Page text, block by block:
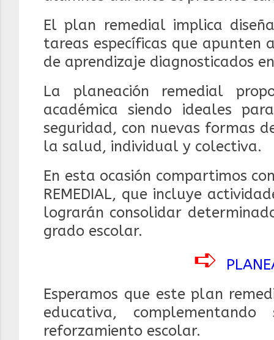
El plan remedial implica
tareas específicas que apunten
de aprendizaje diagnosticados
La planeación remedial
académica siendo ideales
seguridad, con nuevas formas
la salud, individual y colectiva.
En esta ocasión compartimos
REMEDIAL, que incluye
lograrán consolidar
grado escolar.
➪
Esperamos que este plan
educativa,
reforzamiento escolar.